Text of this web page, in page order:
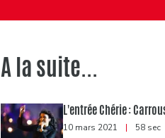
A la suite...
L'entrée Chérie :
10 mars 2021 | 58 sec